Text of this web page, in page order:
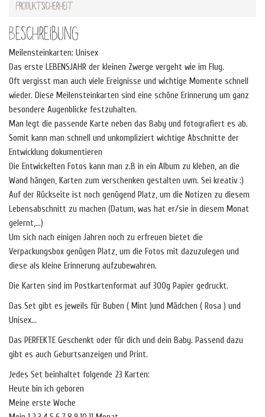
Produktsicherheit
Beschreibung
Meilensteinkarten: Unisex
Das erste LEBENSJAHR der kleinen Zwerge vergeht wie im Flug.
Oft vergisst man auch viele Ereignisse und wichtige Momente schnell
wieder. Diese Meilensteinkarten sind eine schöne Erinnerung um ganz
besondere Augenblicke festzuhalten.
Man legt die passende Karte neben das Baby und fotografiert es ab.
Somit kann man schnell und unkompliziert wichtige Abschnitte der
Entwicklung dokumentieren
Die Entwickelten Fotos kann man z.B in ein Album zu kleben, an die
Wand hängen, Karten zum verschenken gestalten uvm. Sei kreativ :)
Auf der Rückseite ist noch genügend Platz, um die Notizen zu diesem
Lebensabschnitt zu machen (Datum, was hat er/sie in diesem Monat
gelernt,…)
Um sich nach einigen Jahren noch zu erfreuen bietet die
Verpackungsbox genügen Platz, um die Fotos mit dazuzulegen und
diese als kleine Erinnerung aufzubewahren.
Die Karten sind im Postkartenformat auf 300g Papier gedruckt.
Das Set gibt es jeweils für Buben ( Mint )und Mädchen ( Rosa ) und
Unisex…
Das PERFEKTE Geschenkt oder für dich und dein Baby. Passend dazu
gibt es auch Geburtsanzeigen und Print.
Jedes Set beinhaltet folgende 23 Karten:
Heute bin ich geboren
Meine erste Woche